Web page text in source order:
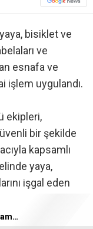
bisiklet ve
ve
esnafa ve
işlem uygulandı.
ekipleri,
bir şekilde
kapsamlı
yaya,
işgal eden
personeller
Akaryakıt istasyonundaki lastik tamirhanesi alev alev yandı